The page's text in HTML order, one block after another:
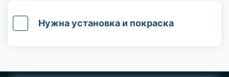
Нужна установка и покраска